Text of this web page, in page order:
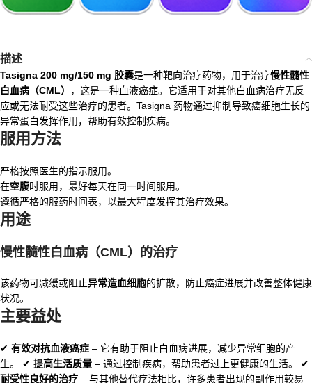
描述
Tasigna 200 mg/150 mg 胶囊是一种靶向治疗药物，用于治疗慢性髓性
白血病（CML）
，这是一种血液癌症。它适用于对其他白血病治疗无反
应或无法耐受这些治疗的患者。Tasigna 药物通过抑制导致癌细胞生长的
异常蛋白发挥作用，帮助有效控制疾病。
服用方法
严格按照医生的指示服用。
在空腹时服用，最好每天在同一时间服用。
遵循严格的服药时间表，以最大程度发挥其治疗效果。
用途
慢性髓性白血病（CML）的治疗
该药物可减缓或阻止异常造血细胞的扩散，防止癌症进展并改善整体健康
状况。
主要益处
✔ 有效对抗血液癌症 – 它有助于阻止白血病进展，减少异常细胞的产
生。 ✔ 提高生活质量 – 通过控制疾病，帮助患者过上更健康的生活。 ✔
耐受性良好的治疗 – 与其他替代疗法相比，许多患者出现的副作用较易